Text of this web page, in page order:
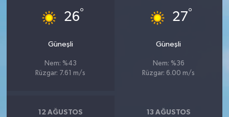
26°
Güneşli
Nem: %43
Rüzgar: 7.61 m/s
27°
Güneşli
Nem: %36
Rüzgar: 6.00 m/s
12 AĞUSTOS 13 AĞUSTOS